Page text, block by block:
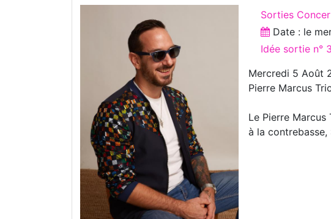
Sorties
Date : le
Idée sortie n°
Mercredi 5 Août
Pierre Marcus
Le Pierre
à la